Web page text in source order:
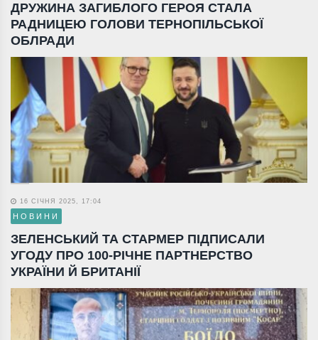
ДРУЖИНА ЗАГИБЛОГО ГЕРОЯ СТАЛА
РАДНИЦЕЮ ГОЛОВИ ТЕРНОПІЛЬСЬКОЇ
ОБЛРАДИ
16 СІЧНЯ 2025, 17:04
НОВИНИ
ЗЕЛЕНСЬКИЙ ТА СТАРМЕР ПІДПИСАЛИ
УГОДУ ПРО 100-РІЧНЕ ПАРТНЕРСТВО
УКРАЇНИ Й БРИТАНІЇ